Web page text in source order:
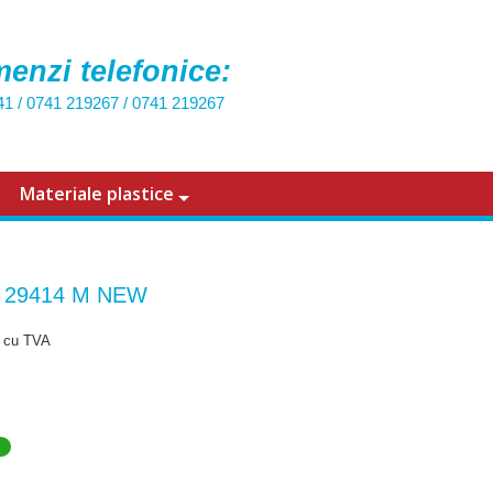
telefonice:
/ 0741 219267/ 0741 219267
Materiale plastice
M NEW
cu TVA